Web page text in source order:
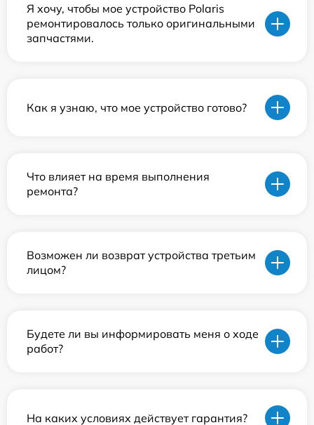
Я хочу, чтобы мое устройство Polaris
ремонтировалось только оригинальными
запчастями.
Как я узнаю, что мое устройство готово?
Что влияет на время выполнения
ремонта?
Возможен ли возврат устройства третьим
лицом?
Будете ли вы информировать меня о ходе
работ?
На каких условиях действует гарантия?